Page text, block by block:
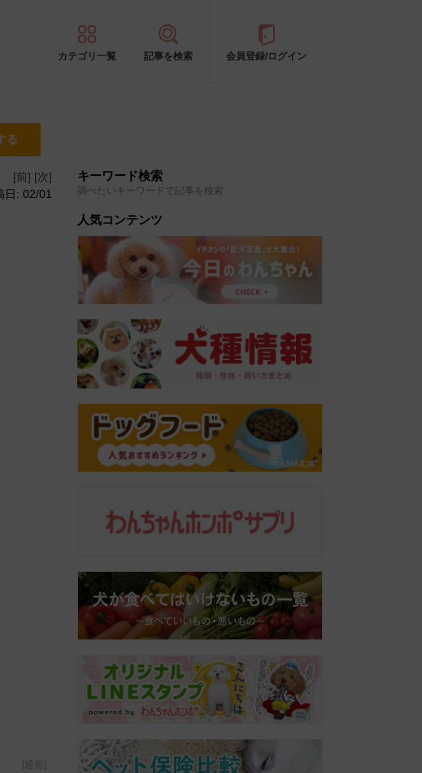
カテゴリ一覧 記事を検索 会員登録/ログイン
る
[前] [次]
日: 02/01
キーワード検索
調べたいキーワードで記事を検索
人気コンテンツ